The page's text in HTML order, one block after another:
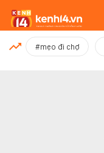
MỚI NHẤT
#mẹo đi chợ